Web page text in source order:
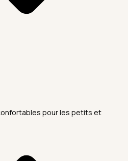
pour les petits et